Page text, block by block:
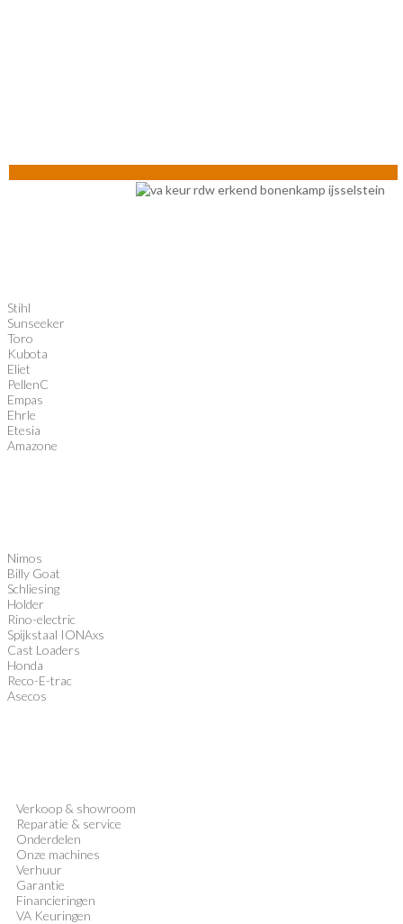
Stihl
Sunseeker
Toro
Kubota
Eliet
PellenC
Empas
Ehrle
Etesia
Amazone
Nimos
Billy Goat
Schliesing
Holder
Rino-electric
Spijkstaal IONAxs
Cast Loaders
Honda
Reco-E-trac
Asecos
Verkoop & showroom
Reparatie & service
Onderdelen
Onze machines
Verhuur
Garantie
Financieringen
VA Keuringen